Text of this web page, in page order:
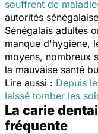
souffrent de
autorités
Sénégalais adultes
manque d'hygiène,
moyens, nombreux
la mauvaise santé
Lire aussi : Depuis
laissé tomber les
La carie
fréquente